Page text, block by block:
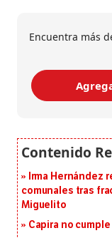
Encuentra más
Irma Hernández
comunales tras
Miguelito
Capira no cumple